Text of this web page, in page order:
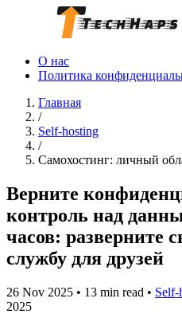
О нас
Политика
Главная
/
Self-hosting
/
Самохостинг: личный
Верните
контроль над
часов: разверните
службу для друзей
26 Nov 2025 • 13 min read • Self-
2025